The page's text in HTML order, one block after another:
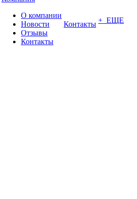
О компании
Новости
Отзывы
Контакты
Контакты + ЕЩЕ